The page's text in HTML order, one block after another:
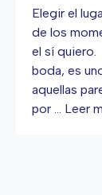
Elegir el
de los
el sí quiero.
boda, es
aquellas
por … Leer